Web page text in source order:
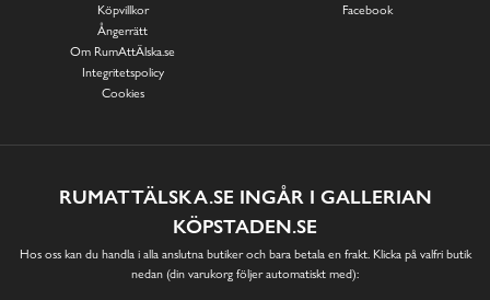
Köpvillkor
Ångerrätt
Om RumAttÄlska.se
Integritetspolicy
Cookies
Facebook
RUMATTÄLSKA.SE INGÅR I GALLERIAN
KÖPSTADEN.SE
Hos oss kan du handla i alla anslutna butiker och bara betala en frakt. Klicka på valfri butik
nedan (din varukorg följer automatiskt med):